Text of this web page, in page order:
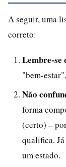
A seguir, uma
correto:
Lembre-se
"bem-
Não
forma
(certo) –
qualifica.
um estado.